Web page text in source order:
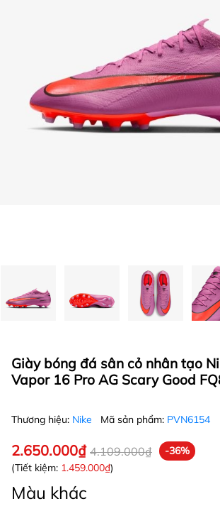
Giày bóng đá sân cỏ nhân tạo
Vapor 16 Pro AG Scary Good
Thương hiệu: Nike Mã sản phẩm: PVN6154
2.650.000₫ 4.109.000₫
-36%
(Tiết kiệm: 1.459.000₫)
Màu khác